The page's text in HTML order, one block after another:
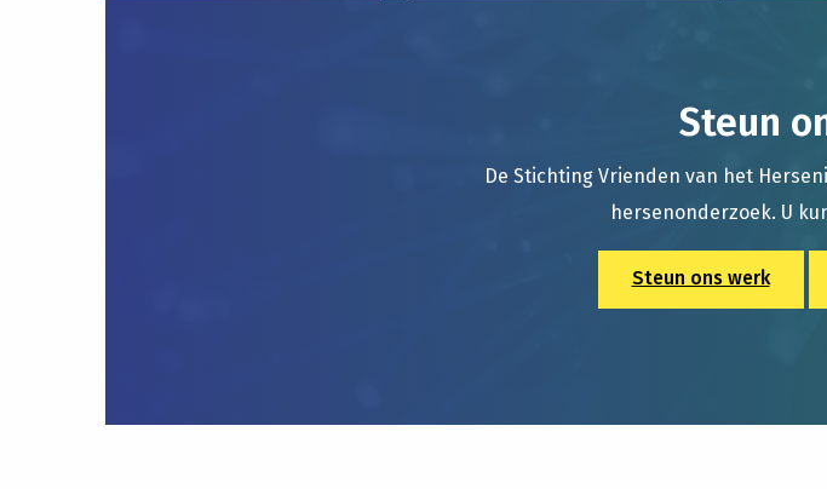
Steun
De Stichting Vrienden van het
hersenonderzoek. U
Steun ons werk